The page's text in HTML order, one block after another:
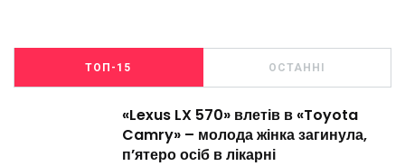
ТОП-15 ОСТАННІ
«Lexus LX 570» влетів в «Toyota
Camry» – молода жінка загинула,
п’ятеро осіб в лікарні